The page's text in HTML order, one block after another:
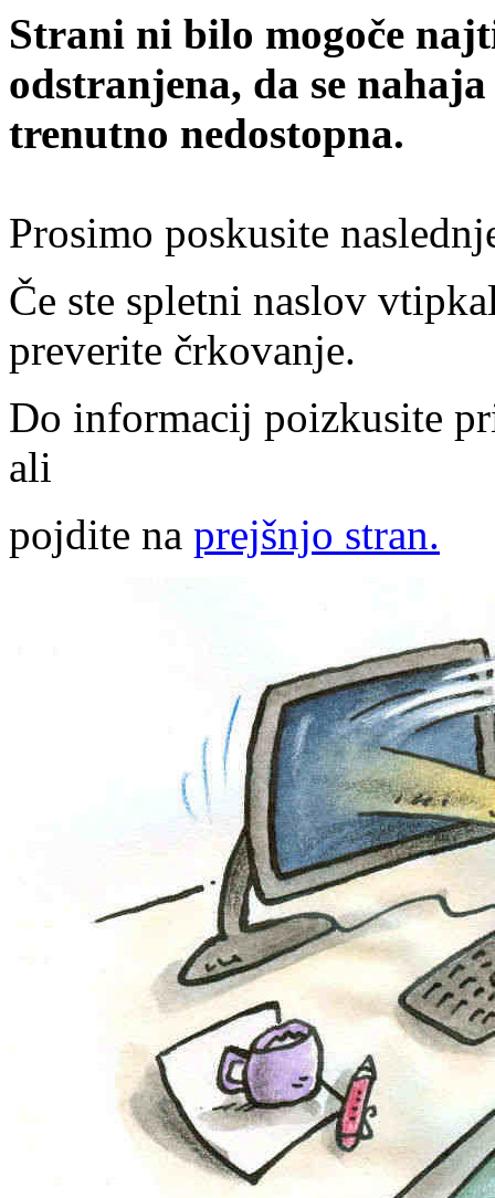
Strani ni bilo mogoče
odstranjena, da se
trenutno nedostopna.
Prosimo poskusite
Če ste spletni naslov
preverite črkovanje.
Do informacij poizkusite
ali
pojdite na prejšnjo stran.